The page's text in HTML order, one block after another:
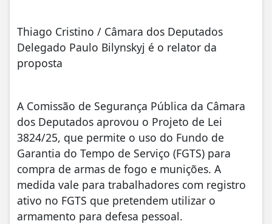
Thiago Cristino / Câmara dos Deputados
Delegado Paulo Bilynskyj é o relator da
proposta
A Comissão de Segurança Pública da Câmara
dos Deputados aprovou o Projeto de Lei
3824/25, que permite o uso do Fundo de
Garantia do Tempo de Serviço (FGTS) para
compra de armas de fogo e munições. A
medida vale para trabalhadores com registro
ativo no FGTS que pretendem utilizar o
armamento para defesa pessoal.